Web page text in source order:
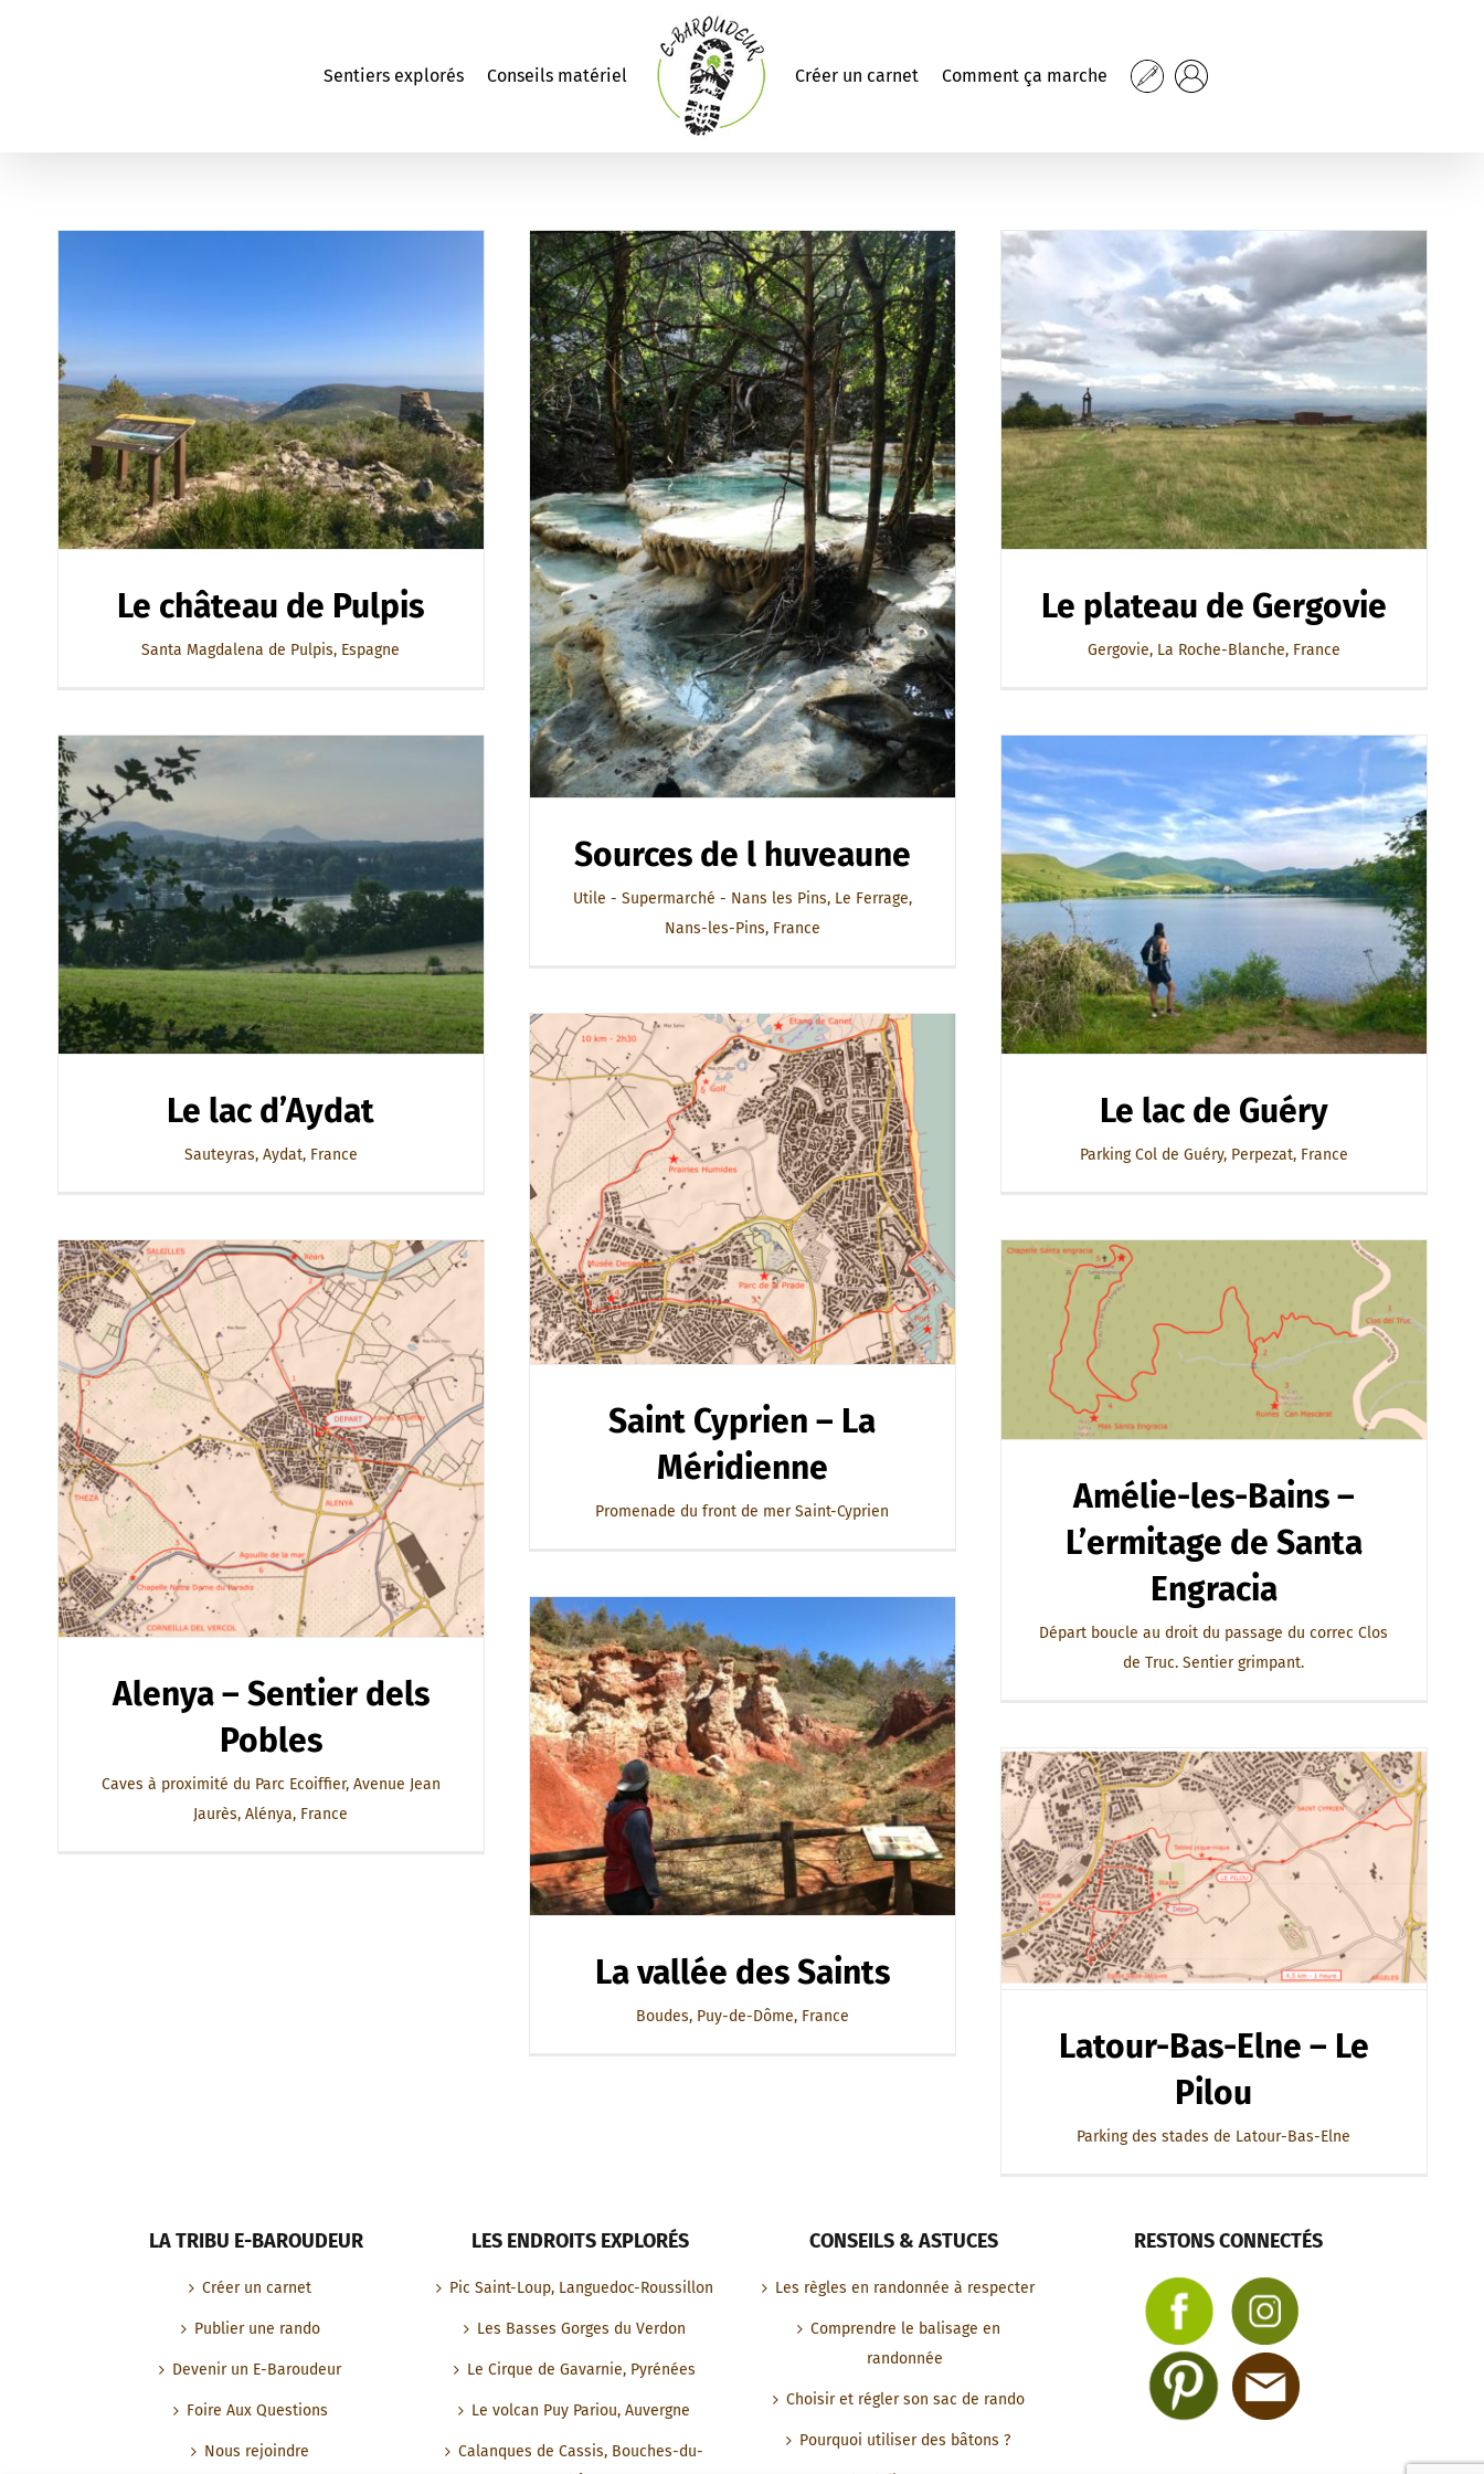
Sentiers explorés Conseils matériel Créer un carnet Comment ça marche
Le château de Pulpis
Santa Magdalena de Pulpis, Espagne
Sources de l huveaune
Utile - Supermarché - Nans les Pins, Le Ferrage,
Nans-les-Pins, France
Le plateau de Gergovie
Gergovie, La Roche-Blanche, France
Le lac d’Aydat
Sauteyras, Aydat, France
Le lac de Guéry
Parking Col de Guéry, Perpezat, France
Saint Cyprien – La
Méridienne
Promenade du front de mer Saint-Cyprien
Alenya – Sentier dels
Pobles
Caves à proximité du Parc Ecoiffier, Avenue Jean
Jaurès, Alénya, France
Amélie-les-Bains –
L’ermitage de Santa
Engracia
Départ boucle au droit du passage du correc Clos
de Truc. Sentier grimpant.
La vallée des Saints
Boudes, Puy-de-Dôme, France
Latour-Bas-Elne – Le
Pilou
Parking des stades de Latour-Bas-Elne
LA TRIBU E-BAROUDEUR
Créer un carnet
Publier une rando
Devenir un E-Baroudeur
Foire Aux Questions
Nous rejoindre
LES ENDROITS EXPLORÉS
Pic Saint-Loup, Languedoc-Roussillon
Les Basses Gorges du Verdon
Le Cirque de Gavarnie, Pyrénées
Le volcan Puy Pariou, Auvergne
Calanques de Cassis, Bouches-du-
CONSEILS & ASTUCES
Les règles en randonnée à respecter
Comprendre le balisage en
randonnée
Choisir et régler son sac de rando
Pourquoi utiliser des bâtons ?
RESTONS CONNECTÉS